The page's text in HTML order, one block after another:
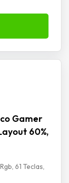
Gamer
60%,
61 Teclas,